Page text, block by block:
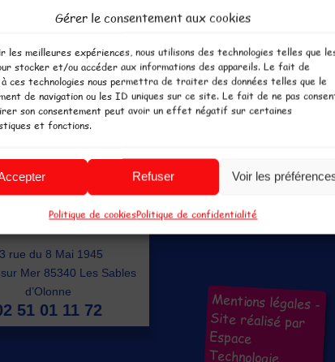
Gérer le consentement aux cookies
les meilleures expériences, nous utilisons des technologies telles que
stocker et/ou accéder aux informations des appareils. Le fait de
ces technologies nous permettra de traiter des données telles que le
de navigation ou les ID uniques sur ce site. Le fait de ne pas
son consentement peut avoir un effet négatif sur certaines
et fonctions.
Refuser Voir les
Politique de cookiesPolitique de confidentialité
ouvert toute l'année pour plus de plaisir. Parc de jeux en
par tous les temps !
aux Jeux Les Sables
rue du 8 Mai 1945
Mer 85340 Les Sables
d’Olonne
51 01 11 72 Mentions légales -
Site réalisé par
Espace
Technologie